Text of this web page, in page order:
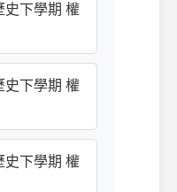
史下學期 權
史下學期 權
史下學期 權